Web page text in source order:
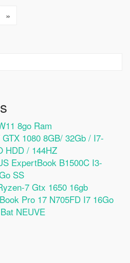
»
8go Ram
1080 8GB/ 32Gb / I7-
HDD / 144HZ
ExpertBook B1500C I3-
SS
7 Gtx 1650 16gb
Pro 17 N705FD I7 16Go
NEUVE